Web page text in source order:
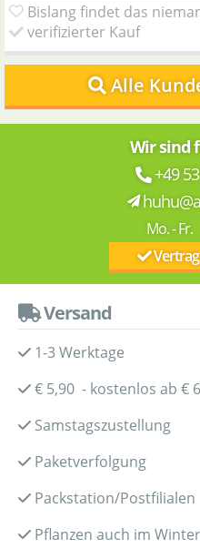
Bislang findet das
verifizierter Kauf
Alle
Wir sind
+49
Mo. -
Versand
1-3 Werktage
€ 5,90 - kostenlos ab €
Samstagszustellung
Paketverfolgung
Packstation/Postfilialen
Pflanzen auch im Winter